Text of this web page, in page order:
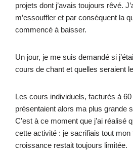
projets dont j’avais toujours rêvé.
m’essouffler et par conséquent la
commencé à baisser.
Un jour, je me suis demandé si
cours de chant et quelles seraient
Les cours individuels, facturés à 60
présentaient alors ma plus grande
C’est à ce moment que j’ai réalisé
cette activité : je sacrifiais tout
croissance restait toujours limitée.